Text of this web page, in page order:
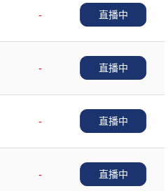
-
直播中
-
直播中
-
直播中
-
直播中